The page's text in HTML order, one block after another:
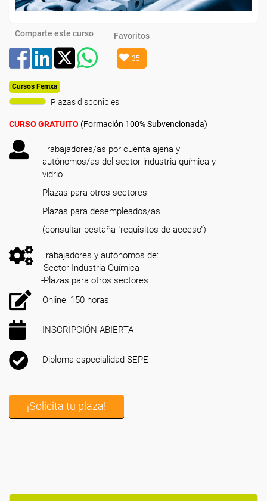
Comparte este curso Favoritos
35
Cursos Femxa
Plazas disponibles
CURSO GRATUITO (Formación 100% Subvencionada)
Trabajadores/as por cuenta ajena y
autónomos/as del sector industria química y
vidrio
Plazas para otros sectores
Plazas para desempleados/as
(consultar pestaña "requisitos de acceso")
Trabajadores y autónomos de:
-Sector Industria Química
-Plazas para otros sectores
Online, 150 horas
INSCRIPCIÓN ABIERTA
Diploma especialidad SEPE
¡Solicita tu plaza!